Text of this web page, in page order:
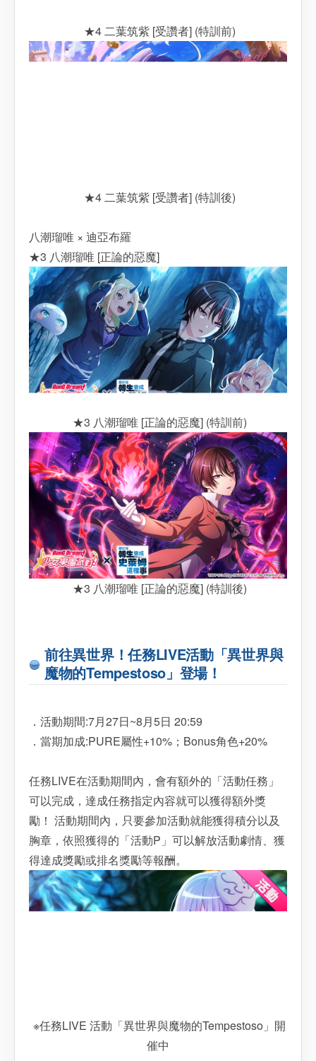
★4 二葉筑紫 [受讚者] (特訓前)
★4 二葉筑紫 [受讚者] (特訓後)
八潮瑠唯 × 迪亞布羅
★3 八潮瑠唯 [正論的惡魔]
★3 八潮瑠唯 [正論的惡魔] (特訓前)
★3 八潮瑠唯 [正論的惡魔] (特訓後)
前往異世界！任務LIVE活動「異世界與
魔物的Tempestoso」登場！
．活動期間:7月27日~8月5日 20:59
．當期加成:PURE屬性+10%；Bonus角色+20%
任務LIVE在活動期間內，會有額外的「活動任務」
可以完成，達成任務指定內容就可以獲得額外獎
勵！ 活動期間內，只要參加活動就能獲得積分以及
胸章，依照獲得的「活動P」可以解放活動劇情、獲
得達成獎勵或排名獎勵等報酬。
※任務LIVE 活動「異世界與魔物的Tempestoso」開
催中